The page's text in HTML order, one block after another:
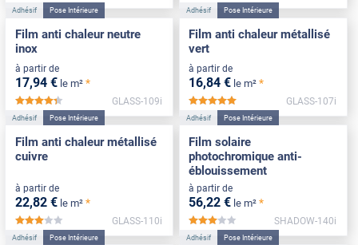
Adhésif Pose Intérieure
Film anti chaleur neutre
inox
à partir de
17,94 € le m² *
*****
GLASS-109i
Adhésif Pose Intérieure
Film anti chaleur métallisé
vert
à partir de
16,84 € le m² *
GLASS-107i
Adhésif Pose Intérieure
Film anti chaleur métallisé
cuivre
à partir de
22,82 € le m² *
*****
GLASS-110i
Adhésif Pose Intérieure
Film solaire
photochromique anti-
éblouissement
à partir de
56,22 € le m² *
*****
SHADOW-140i
Adhésif Pose Intérieure Adhésif Pose Intérieure